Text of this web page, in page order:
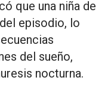
que una niña de
episodio, lo
del sueño,
nocturna.